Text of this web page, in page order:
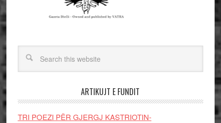
ARTIKUJT E FUNDIT
TRI POEZI PËR GJERGJ KASTRIOTIN-